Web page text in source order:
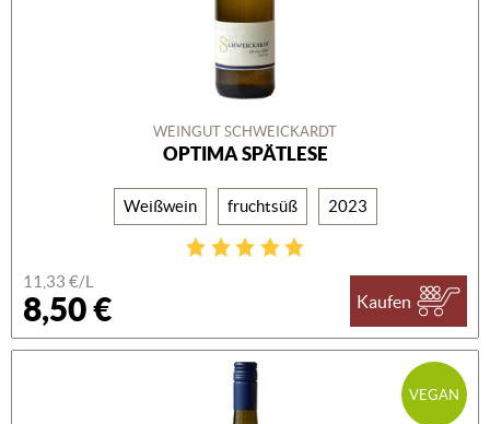
WEINGUT SCHWEICKARDT
OPTIMA SPÄTLESE
Weißwein fruchtsüß 2023
11,33 €/L
8,50 € Kaufen
VEGAN